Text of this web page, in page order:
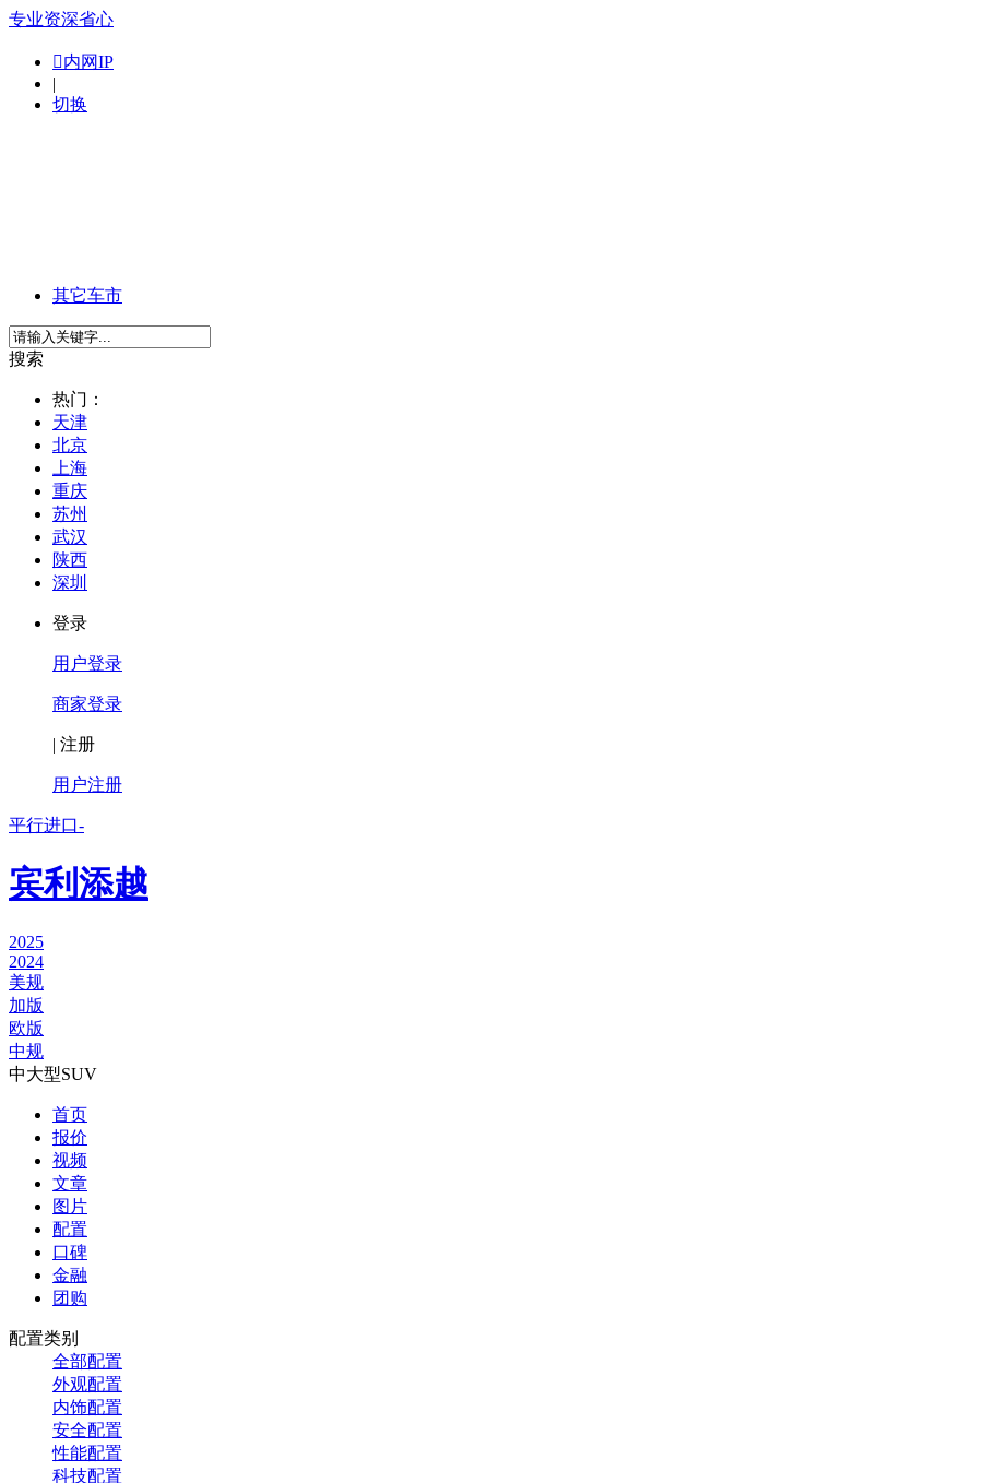
专业资深省心
内网IP
|
切换
其它车市
搜索
热门：
天津
北京
上海
重庆
苏州
武汉
陕西
深圳
登录
用户登录
商家登录
| 注册
用户注册
平行进口-
宾利添越
2025
2024
美规
加版
欧版
中规
中大型SUV
首页
报价
视频
文章
图片
配置
口碑
金融
团购
配置类别
全部配置
外观配置
内饰配置
安全配置
性能配置
科技配置